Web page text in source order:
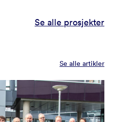
Se alle prosjekter
Se alle artikler